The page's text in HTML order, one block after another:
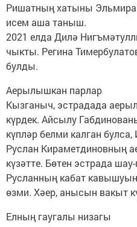
Ришатның хатыны Эльмира
исем аша таныш.
2021 елда Дилә
чыкты. Регина
булды.
Аерылышкан парлар
Кызганыч, эстрадада
күрдек. Айсылу
күпләр белми калган
Руслан Кираметдиновның
күзәтте. Бөтен эстрада
Русланның кабат
өзми. Хәер, анысын вакыт
Елның гаугалы низагы